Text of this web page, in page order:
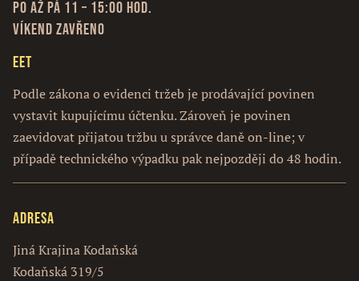
Po až Pá 11 – 15:00 hod.
Víkend zavřeno
EET
Podle zákona o evidenci tržeb je prodávající povinen
vystavit kupujícímu účtenku. Zároveň je povinen
zaevidovat přijatou tržbu u správce daně on-line; v
případě technického výpadku pak nejpozději do 48 hodin.
Adresa
Jiná Krajina Kodaňská
Kodaňská 319/5